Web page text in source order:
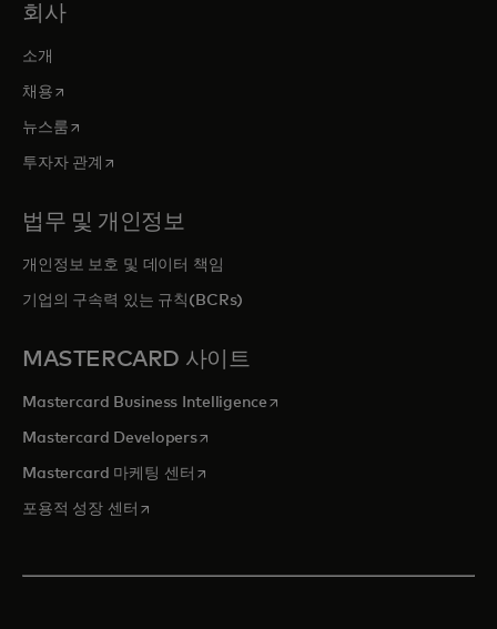
회사
소개
채용새 탭에서 열림
뉴스룸새 탭에서 열림
투자자 관계 새 탭에서 열림
법무 및 개인정보
개인정보 보호 및 데이터 책임
기업의 구속력 있는 규칙(BCRs)
MASTERCARD 사이트
Mastercard Business Intelligence새 탭에서 열림
Mastercard Developers새 탭에서 열림
Mastercard 마케팅 센터 새 탭에서 열림
포용적 성장 센터 새 탭에서 열림